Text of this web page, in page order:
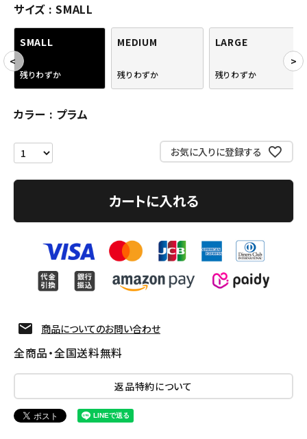
SEASON
CONTENTS
ACCOUNT MENU
meeting_room 会員登録
サイズ SMALL
SMALL
残りわずか
MEDIUM
残りわずか
LARGE
残りわずか
カラー プラム
お気に入りに登録する
カートに入れる
商品についてのお問い合わせ
全商品・全国送料無料
返品特約について